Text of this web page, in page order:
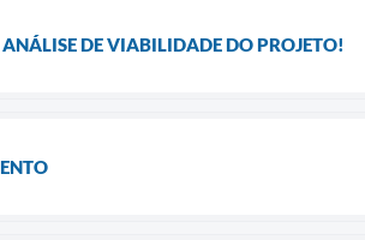
DE VIABILIDADE DO PROJETO!